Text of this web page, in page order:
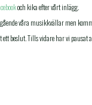
och kika efter vårt inlägg.
våra musikkvällar men
beslut. Tills vidare har vi pausat